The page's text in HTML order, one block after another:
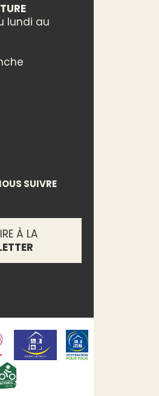
lundi au
SUIVRE
À LA